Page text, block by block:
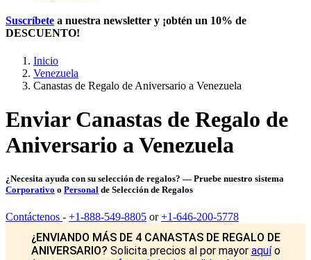
Suscríbete a nuestra newsletter y ¡obtén un 10% de
DESCUENTO!
Inicio
Venezuela
Canastas de Regalo de Aniversario a Venezuela
Enviar Canastas de Regalo de
Aniversario a Venezuela
¿Necesita ayuda con su selección de regalos? — Pruebe nuestro sistema
Corporativo o Personal de Selección de Regalos
Contáctenos - +1-888-549-8805 or+1-646-200-5778
¿ENVIANDO MÁS DE 4 CANASTAS DE REGALO DE
ANIVERSARIO? Solicita precios al por mayor aquío